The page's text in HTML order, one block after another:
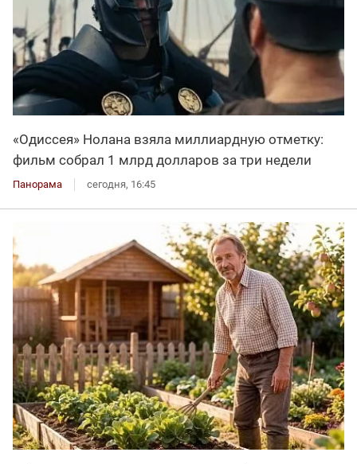
«Одиссея» Нолана взяла миллиардную отметку:
фильм собрал 1 млрд долларов за три недели
Панорама сегодня, 16:45